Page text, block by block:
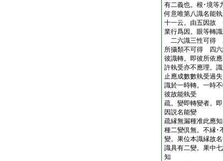
有二義也。根･境
何意唯第八識名能
十一云。由五因故
業行爲因。眼等轉
二六識三性可得
所攝類不可得 四六
彼識轉。即彼所依
許執受亦不應理。
止應成數數執受過
識於一時轉。一時
彼故能執受
疏。變即轉變者。
因説名能變
疏縁無漏種准此應
種二變倶無。不縁･
變。果位本識縁故
識具有二變。果中
知